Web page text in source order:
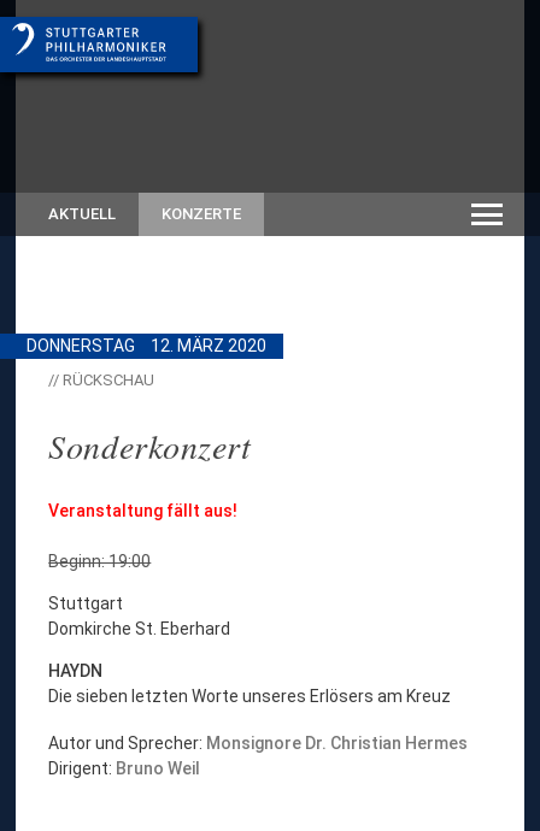
AKTUELL KONZERTE
DONNERSTAG 12. MÄRZ 2020
// RÜCKSCHAU
Sonderkonzert
Veranstaltung fällt aus!
Beginn: 19:00
Stuttgart
Domkirche St. Eberhard
HAYDN
Die sieben letzten Worte unseres Erlösers am Kreuz
Autor und Sprecher: Monsignore Dr. Christian Hermes
Dirigent: Bruno Weil